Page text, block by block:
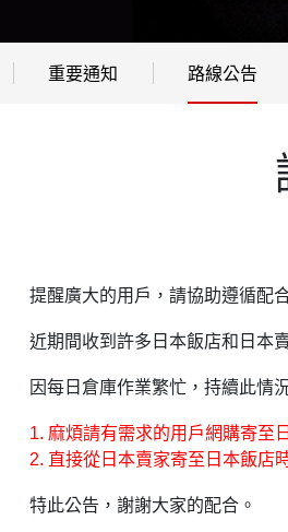
重要通知 路線公告
提醒廣大的用戶，請協助遵循配
近期間收到許多日本飯店和日本
因每日倉庫作業繁忙，持續此情
1. 麻煩請有需求的用戶網購寄至
2. 直接從日本賣家寄至日本飯店
特此公告，謝謝大家的配合。